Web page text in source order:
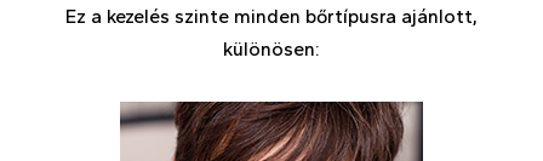
Ez a kezelés szinte minden bőrtípusra ajánlott,
különösen: